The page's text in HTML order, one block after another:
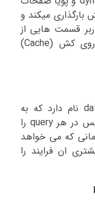
بارگذاری میکند و
قسمت هایی از
خروجی که همیشه ثابت هستند از روی کش (Cache)
دومین لایه از کش database catching نام دارد که به
راحتی دیتاهای استخراج شده از دیتابیس در هر query را
که می خواهد
ان فرایند را